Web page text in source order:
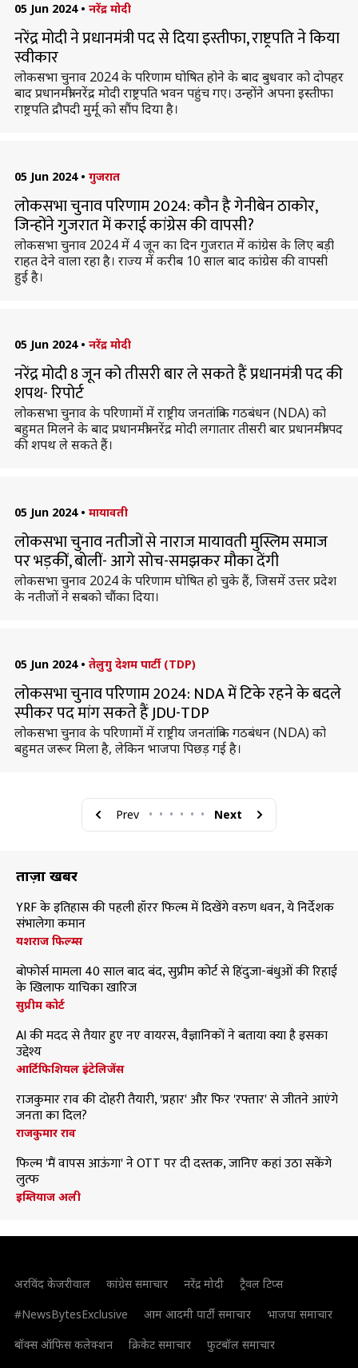
05 Jun 2024 • नरेंद्र मोदी
नरेंद्र मोदी ने प्रधानमंत्री पद से दिया इस्तीफा, राष्ट्रपति ने किया
स्वीकार
लोकसभा चुनाव 2024 के परिणाम घोषित होने के बाद बुधवार को दोपहर
बाद प्रधानमंत्री नरेंद्र मोदी राष्ट्रपति भवन पहुंच गए। उन्होंने अपना इस्तीफा
राष्ट्रपति द्रौपदी मुर्मू को सौंप दिया है।
05 Jun 2024 • गुजरात
लोकसभा चुनाव परिणाम 2024: कौन है गेनीबेन ठाकोर,
जिन्होंने गुजरात में कराई कांग्रेस की वापसी?
लोकसभा चुनाव 2024 में 4 जून का दिन गुजरात में कांग्रेस के लिए बड़ी
राहत देने वाला रहा है। राज्य में करीब 10 साल बाद कांग्रेस की वापसी
हुई है।
05 Jun 2024 • नरेंद्र मोदी
नरेंद्र मोदी 8 जून को तीसरी बार ले सकते हैं प्रधानमंत्री पद की
शपथ- रिपोर्ट
लोकसभा चुनाव के परिणामों में राष्ट्रीय जनतांत्रिक गठबंधन (NDA) को
बहुमत मिलने के बाद प्रधानमंत्री नरेंद्र मोदी लगातार तीसरी बार प्रधानमंत्री पद
की शपथ ले सकते हैं।
05 Jun 2024 • मायावती
लोकसभा चुनाव नतीजों से नाराज मायावती मुस्लिम समाज
पर भड़कीं, बोलीं- आगे सोच-समझकर मौका देंगी
लोकसभा चुनाव 2024 के परिणाम घोषित हो चुके हैं, जिसमें उत्तर प्रदेश
के नतीजों ने सबको चौंका दिया।
05 Jun 2024 • तेलुगु देशम पार्टी (TDP)
लोकसभा चुनाव परिणाम 2024: NDA में टिके रहने के बदले
स्पीकर पद मांग सकते हैं JDU-TDP
लोकसभा चुनाव के परिणामों में राष्ट्रीय जनतांत्रिक गठबंधन (NDA) को
बहुमत जरूर मिला है, लेकिन भाजपा पिछड़ गई है।
Prev • • • • • • Next
ताज़ा खबरें
YRF के इतिहास की पहली हॉरर फिल्म में दिखेंगे वरुण धवन, ये निर्देशक
संभालेगा कमान
यशराज फिल्म्स
बोफोर्स मामला 40 साल बाद बंद, सुप्रीम कोर्ट से हिंदुजा-बंधुओं की रिहाई
के खिलाफ याचिका खारिज
सुप्रीम कोर्ट
AI की मदद से तैयार हुए नए वायरस, वैज्ञानिकों ने बताया क्या है इसका
उद्देश्य
आर्टिफिशियल इंटेलिजेंस
राजकुमार राव की दोहरी तैयारी, 'प्रहार' और फिर 'रफ्तार' से जीतने आएंगे
जनता का दिल?
राजकुमार राव
फिल्म 'मैं वापस आऊंगा' ने OTT पर दी दस्तक, जानिए कहां उठा सकेंगे
लुत्फ
इम्तियाज अली
अरविंद केजरीवाल कांग्रेस समाचार नरेंद्र मोदी
ट्रैवल टिप्स
#NewsBytesExclusive
आम आदमी पार्टी समाचार
भाजपा समाचार
बॉक्स ऑफिस कलेक्शन
क्रिकेट समाचार
फुटबॉल समाचार